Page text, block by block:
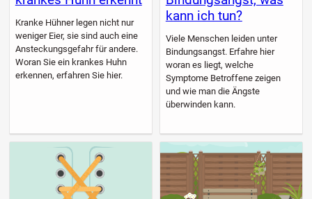
Kranke Hühner legen nicht nur
weniger Eier, sie sind auch eine
Ansteckungsgefahr für andere.
Woran Sie ein krankes Huhn
erkennen, erfahren Sie hier.
kann ich tun?
Viele Menschen leiden unter
Bindungsangst. Erfahre hier
woran es liegt, welche
Symptome Betroffene zeigen
und wie man die Ängste
überwinden kann.